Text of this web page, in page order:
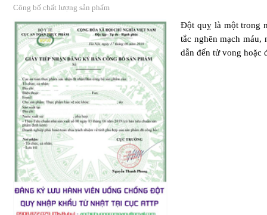
Công bố chất lượng sản phẩm
Đột quỵ là một trong
tắc nghẽn mạch máu,
dẫn đến tử vong hoặc